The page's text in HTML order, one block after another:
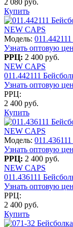
Купить
NEW CAPS
Модель:
Узнать оптовую
РРЦ: 2 400 руб.
NEW CAPS
011.442111
Узнать оптовую
РРЦ:
2 400 руб.
Купить
NEW CAPS
Модель:
Узнать оптовую
РРЦ: 2 400 руб.
NEW CAPS
011.436111
Узнать оптовую
РРЦ:
2 400 руб.
Купить